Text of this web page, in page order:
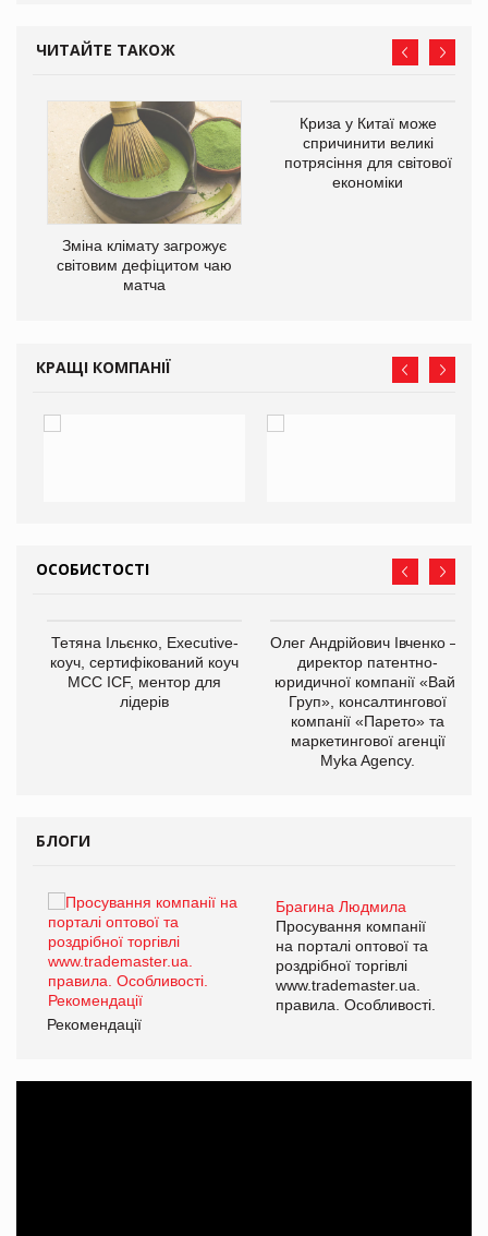
ЧИТАЙТЕ ТАКОЖ
Зміна клімату загрожує
світовим дефіцитом чаю
матча
Криза у Китаї може
спричинити великі
потрясіння для світової
економіки
КРАЩІ КОМПАНІЇ
ОСОБИСТОСТІ
Тетяна Ільєнко, Executive-
коуч, сертифікований коуч
МСС ICF, ментор для
лідерів
Олег Андрійович Івченко —
директор патентно-
юридичної компанії «Вайз
Груп», консалтингової
компанії «Парето» та
маркетингової агенції
Myka Agency.
БЛОГИ
Брагина Людмила
Просування компанії
на порталі оптової та
роздрібної торгівлі
www.trademaster.ua.
правила. Особливості.
Рекомендації